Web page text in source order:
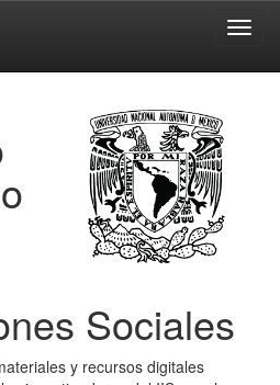
Sociales
y recursos digitales